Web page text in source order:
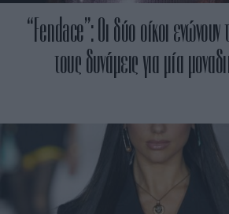
“Fendace”: Οι δύο οίκοι ενώνουν
τους δυνάμεις για μία